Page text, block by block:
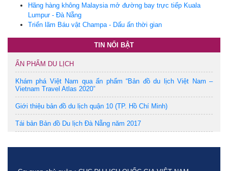
Hãng hàng không Malaysia mở đường bay trực tiếp Kuala
Lumpur - Đà Nẵng
Triển lãm Báu vật Champa - Dấu ấn thời gian
TIN NỔI BẬT
ẤN PHẨM DU LỊCH
Khám phá Việt Nam qua ấn phẩm “Bản đồ du lịch Việt Nam –
Vietnam Travel Atlas 2020”
Giới thiệu bản đồ du lịch quận 10 (TP. Hồ Chí Minh)
Tái bản Bản đồ Du lịch Đà Nẵng năm 2017